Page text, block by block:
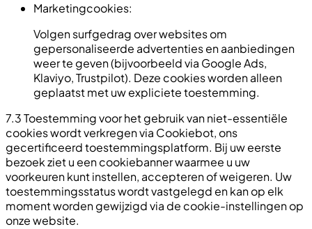
Marketingcookies:
Volgen surfgedrag over websites om
gepersonaliseerde advertenties en aanbiedingen
weer te geven (bijvoorbeeld via Google Ads,
Klaviyo, Trustpilot). Deze cookies worden alleen
geplaatst met uw expliciete toestemming.
7.3 Toestemming voor het gebruik van niet-essentiële
cookies wordt verkregen via Cookiebot, ons
gecertificeerd toestemmingsplatform. Bij uw eerste
bezoek ziet u een cookiebanner waarmee u uw
voorkeuren kunt instellen, accepteren of weigeren. Uw
toestemmingsstatus wordt vastgelegd en kan op elk
moment worden gewijzigd via de cookie-instellingen op
onze website.